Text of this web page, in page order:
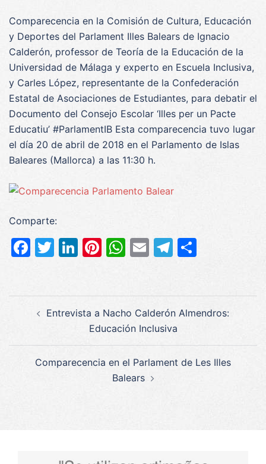
Comparecencia en la Comisión de Cultura, Educación
y Deportes del Parlament Illes Balears de Ignacio
Calderón, professor de Teoría de la Educación de la
Universidad de Málaga y experto en Escuela Inclusiva,
y Carles López, representante de la Confederación
Estatal de Asociaciones de Estudiantes, para debatir el
Documento del Consejo Escolar ‘Illes per un Pacte
Educatiu’ #ParlamentIB Esta comparecencia tuvo lugar
el día 20 de abril de 2018 en el Parlamento de Islas
Baleares (Mallorca) a las 11:30 h.
Comparte:
Facebook
Twitter
LinkedIn
Pinterest
WhatsApp
EmailTelegram
Entrevista a Nacho Calderón Almendros:
Educación Inclusiva
Comparecencia en el Parlament de Les Illes
Balears